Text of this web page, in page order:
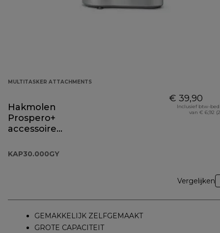
MULTITASKER ATTACHMENTS
Hakmolen
Prospero+
accessoire
KAP30.000GY
€ 39,90
Inclusief btw-
van € 6,92
Vergelijken
GEMAKKELIJK ZELFGEMAAKT
GROTE CAPACITEIT